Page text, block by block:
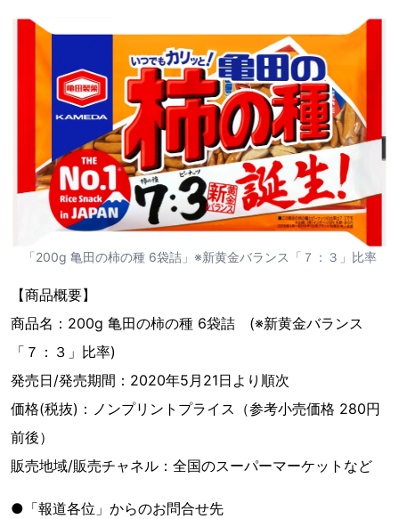
「200g 亀田の柿の種 6袋詰」※新黄金バランス「７：３」比率
【商品概要】
商品名：200g 亀田の柿の種 6袋詰 (※新黄金バランス
「７：３」比率)
発売日/発売期間：2020年5月21日より順次
価格(税抜)：ノンプリントプライス（参考小売価格 280円
前後）
販売地域/販売チャネル：全国のスーパーマーケットなど
●「報道各位」からのお問合せ先